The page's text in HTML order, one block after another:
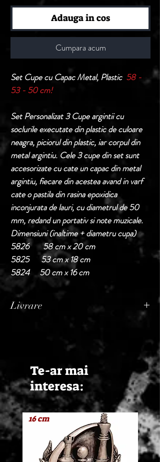
Adauga in cos
Cumpara acum
Set Cupe cu Capac Metal, Plastic 58 -
53 - 50 cm!
Set Personalizat 3 Cupe argintii cu
soclurile executate din plastic de culoare
neagra, piciorul din plastic, iar corpul din
metal argintiu. Cele 3 cupe din set sunt
accesorizate cu cate un capac din metal
argintiu, fiecare din acestea avand in varf
cate o pastila din rasina epoxidica
inconjurata de lauri, cu diametrul de 50
mm, redand un portativ si note muzicale.
Dimensiuni (inaltime + diametru cupa)
5826 58 cm x 20 cm
5825 53 cm x 18 cm
5824 50 cm x 16 cm
Livrare
momentul confirmarii comenzii de catre
Te-ar mai
interesa:
16 cm